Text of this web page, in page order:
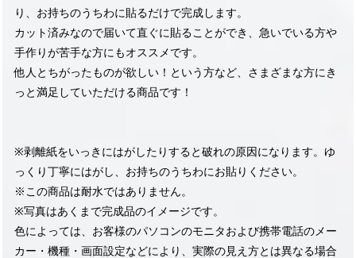
り、お持ちのうちわに貼るだけで完成します。
カット済みなので届いて直ぐに貼ることができ、急いでいる方や
手作りが苦手な方にもオススメです。
他人とちがったものが欲しい！という方など、さまざまな方にき
っと満足していただける商品です！
※剥離紙をいっきにはがしたりすると破れの原因になります。ゆ
っくり丁寧にはがし、お持ちのうちわにお貼りください。
※この商品は耐水ではありません。
※写真はあくまで完成品のイメージです。
色によっては、お客様のパソコンのモニタおよび携帯電話のメー
カー・機種・画面設定などにより、実際の見え方とは異なる場合